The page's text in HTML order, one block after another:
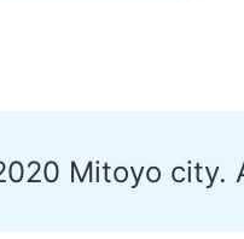
Mitoyo city.